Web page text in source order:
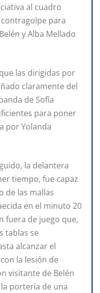
al cuadro
para
y Alba Mellado
las dirigidas por
claramente del
de Sofía
para poner
por Yolanda
la delantera
tiempo, fue capaz
de las mallas
en el minuto 20
fuera de juego que,
tablas se
alcanzar el
la lesión de
visitante de Belén
portería de una